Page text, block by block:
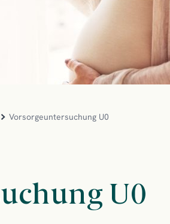
Vorsorgeuntersuchung U0
U0